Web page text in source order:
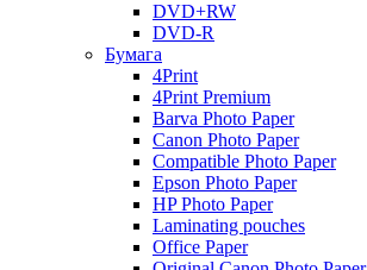
DVD+RW
DVD-R
Бумага
4Print
4Print Premium
Barva Photo Paper
Canon Photo Paper
Compatible Photo Paper
Epson Photo Paper
HP Photo Paper
Laminating pouches
Office Paper